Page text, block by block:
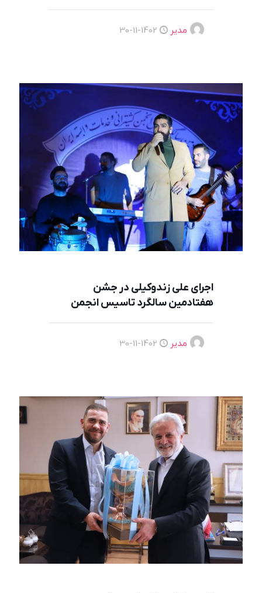
مدیر 1402-11-30
اجرای علی زندوکیلی در جشن
هفتادمین سالگرد تاسیس انجمن
مدیر 1402-11-30